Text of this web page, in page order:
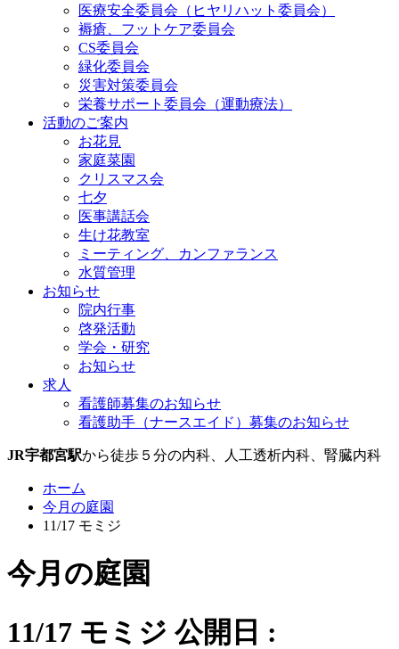
医療安全委員会（ヒヤリハット委員会）
褥瘡、フットケア委員会
CS委員会
緑化委員会
災害対策委員会
栄養サポート委員会（運動療法）
活動のご案内
お花見
家庭菜園
クリスマス会
七夕
医事講話会
生け花教室
ミーティング、カンファランス
水質管理
お知らせ
院内行事
啓発活動
学会・研究
お知らせ
求人
看護師募集のお知らせ
看護助手（ナースエイド）募集のお知らせ
JR宇都宮駅から徒歩５分の内科、人工透析内科、腎臓内科
ホーム
今月の庭園
11/17 モミジ
今月の庭園
11/17 モミジ 公開日 :